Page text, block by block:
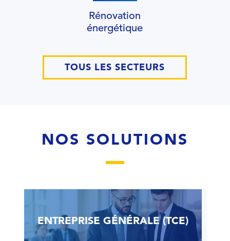
Rénovation
énergétique
TOUS LES SECTEURS
NOS SOLUTIONS
ENTREPRISE GÉNÉRALE (TCE)